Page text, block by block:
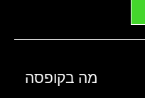
מה בקופסה